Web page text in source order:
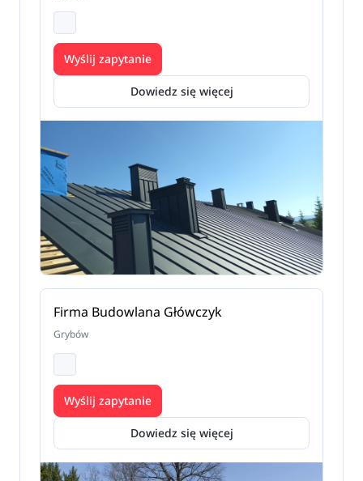
Dowiedz się więcej
Wyślij zapytanie
Firma Budowlana Główczyk
Grybów
Dowiedz się więcej
Wyślij zapytanie